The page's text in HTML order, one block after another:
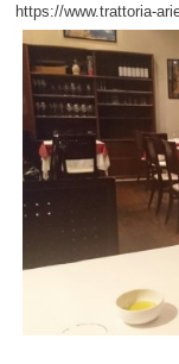
https://www.trattoria-